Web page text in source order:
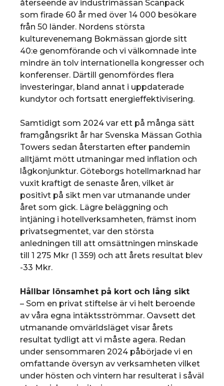
återseende av industrimässan Scanpack
som firade 60 år med över 14 000 besökare
från 50 länder. Nordens största
kulturevenemang Bokmässan gjorde sitt
40:e genomförande och vi välkomnade inte
mindre än tolv internationella kongresser och
konferenser. Därtill genomfördes flera
investeringar, bland annat i uppdaterade
kundytor och fortsatt energieffektivisering.
Samtidigt som 2024 var ett på många sätt
framgångsrikt år har Svenska Mässan Gothia
Towers sedan återstarten efter pandemin
alltjämt mött utmaningar med inflation och
lågkonjunktur. Göteborgs hotellmarknad har
vuxit kraftigt de senaste åren, vilket är
positivt på sikt men var utmanande under
året som gick. Lägre beläggning och
intjäning i hotellverksamheten, främst inom
privatsegmentet, var den största
anledningen till att omsättningen minskade
till 1 275 Mkr (1 359) och att årets resultat blev
-33 Mkr.
Hållbar lönsamhet på kort och lång sikt
– Som en privat stiftelse är vi helt beroende
av våra egna intäktsströmmar. Oavsett det
utmanande omvärldsläget visar årets
resultat tydligt att vi måste agera. Redan
under sensommaren 2024 påbörjade vi en
omfattande översyn av verksamheten vilket
under hösten och vintern har resulterat i såväl